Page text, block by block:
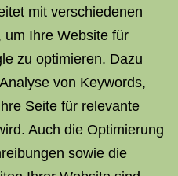
mit verschiedenen
um Ihre Website für
zu optimieren. Dazu
von Keywords,
Seite für relevante
Auch die Optimierung
sowie die